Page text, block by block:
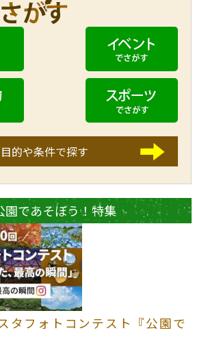
目的や条件で探す
園であそぼう！特集
タフォトコンテスト『公園で